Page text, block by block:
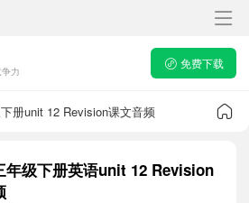
力
免费下载
册unit 12 Revision课文音频
年级下册英语unit 12 Revision